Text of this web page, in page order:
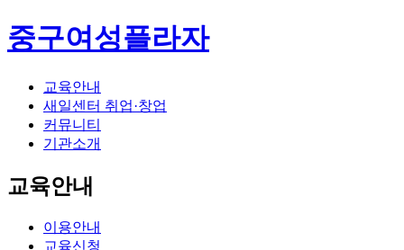
중구여성플라자
교육안내
새일센터 취업·창업
커뮤니티
기관소개
교육안내
이용안내
교육신청